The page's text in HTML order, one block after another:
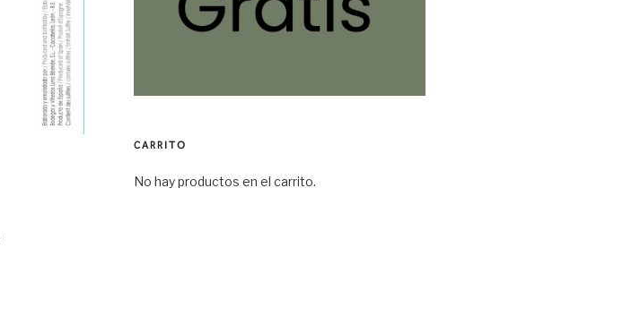
CARRITO
No hay productos en el carrito.